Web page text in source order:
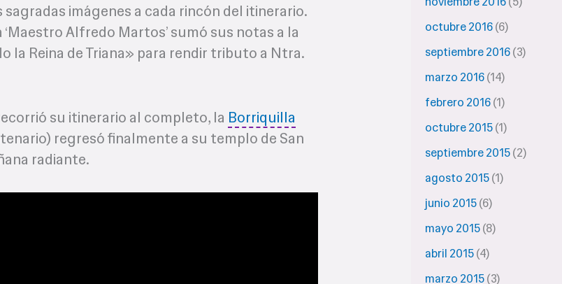
imágenes a cada rincón del itinerario.
Alfredo Martos’ sumó sus notas a la
la Reina de Triana» para rendir tributo a Ntra.
su itinerario al completo, la Borriquilla
regresó finalmente a su templo de San
radiante.
octubre 2016(6)
septiembre 2016(3)
marzo 2016(14)
febrero 2016(1)
octubre 2015(1)
septiembre 2015(2)
agosto 2015(1)
junio 2015(6)
mayo 2015(8)
abril 2015(4)
marzo 2015(3)